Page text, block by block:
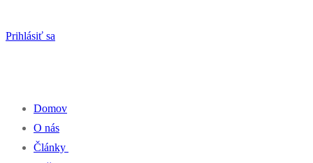
Prihlásiť sa
Domov
O nás
Články